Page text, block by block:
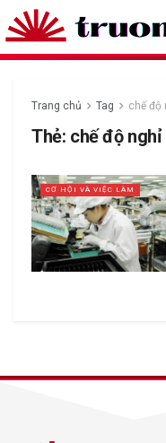
Trang chủ Tag chế độ
Thẻ: chế độ nghỉ
CƠ HỘI VÀ VIỆC LÀM